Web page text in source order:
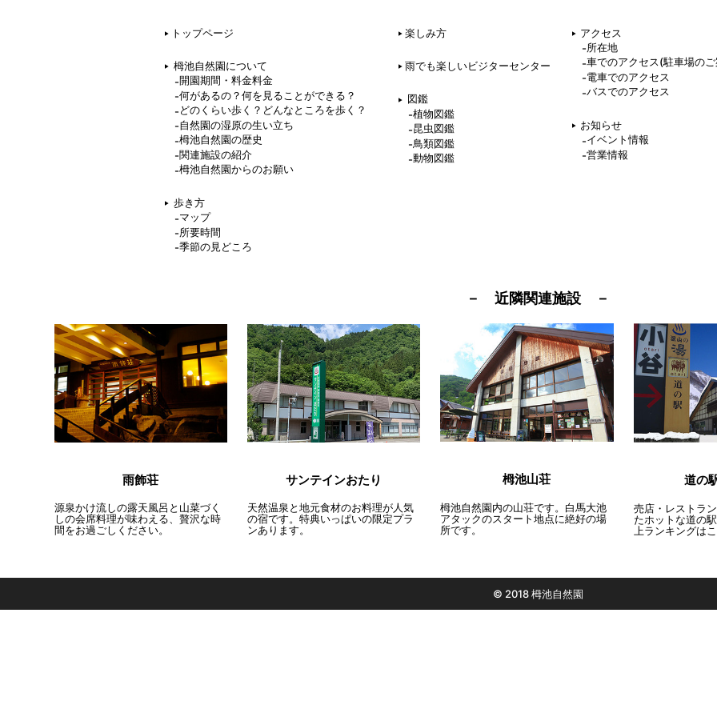
トップページ
栂池自然園について
開園期間・料金料金
何があるの？何を見ることができる？
どのくらい歩く？どんなところを歩く？
自然園の湿原の生い立ち
栂池自然園の歴史
関連施設の紹介
栂池自然園からのお願い
歩き方
マップ
所要時間
季節の見どころ
楽しみ方
雨でも楽しいビジターセンター
図鑑
植物図鑑
昆虫図鑑
鳥類図鑑
動物図鑑
アクセス
所在地
車でのアクセス(駐車場の
電車でのアクセス
バスでのアクセス
お知らせ
イベント情報
営業情報
－ 近隣関連施設 －
雨飾荘
源泉かけ流しの露天風呂と山菜づく
しの会席料理が味わえる、贅沢な時
間をお過ごしください。
サンテインおたり
天然温泉と地元食材のお料理が人気
の宿です。特典いっぱいの限定プラ
ンあります。
栂池山荘
栂池自然園内の山荘です。白馬大池
アタックのスタート地点に絶好の場
所です。
道の
売店・レストラ
たホットな道の
上ランキングは
© 2018 栂池自然園